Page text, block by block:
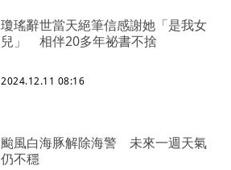
瓊瑤辭世當天絕筆信感謝她「是我女
兒」 相伴20多年祕書不捨
2024.12.11 08:16
颱風白海豚解除海警 未來一週天氣
仍不穩